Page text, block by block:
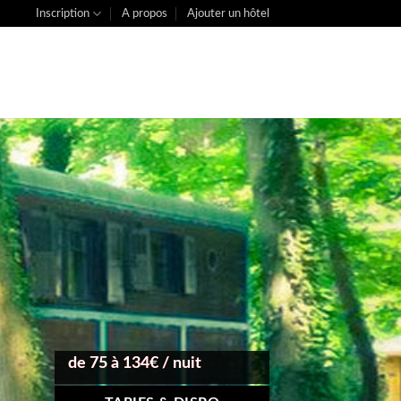
Inscription A propos Ajouter un hôtel
de 75 à 134€ / nuit